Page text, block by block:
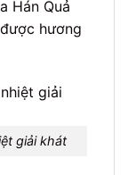
Hán Quả
hương
giải khát